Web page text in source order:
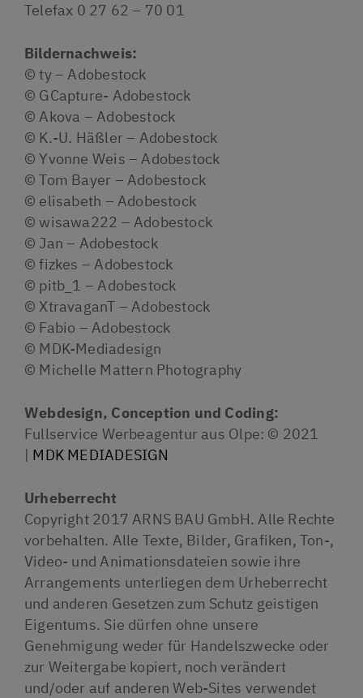
INDUSTRIEBAU
ÖFFENTLICH
INGENIEURBAU
UNTERNEHMEN
ÜBER
UNS
SCHLÜSSELFERTIGBAU
REFERENZEN
ZERTIFIKATE
KUNDENSTIMMEN
AKTUELLES
KONTAKT
ALLGEMEIN
ANFAHRT
IMPRESSUM
DATENSCHUTZ
Telefax 0 27 62 – 70 01
Bildernachweis:
© ty – Adobestock
© GCapture- Adobestock
© Akova – Adobestock
© K.-U. Häßler – Adobestock
© Yvonne Weis – Adobestock
© Tom Bayer – Adobestock
© elisabeth – Adobestock
© wisawa222 – Adobestock
© Jan – Adobestock
© fizkes – Adobestock
© pitb_1 – Adobestock
© XtravaganT – Adobestock
© Fabio – Adobestock
© MDK-Mediadesign
© Michelle Mattern Photography
Webdesign, Conception und Coding:
Fullservice Werbeagentur aus Olpe: © 2021
| MDK MEDIADESIGN
Urheberrecht
Copyright 2017 ARNS BAU GmbH. Alle Rechte
vorbehalten. Alle Texte, Bilder, Grafiken, Ton-,
Video- und Animationsdateien sowie ihre
Arrangements unterliegen dem Urheberrecht
und anderen Gesetzen zum Schutz geistigen
Eigentums. Sie dürfen ohne unsere
Genehmigung weder für Handelszwecke oder
zur Weitergabe kopiert, noch verändert
und/oder auf anderen Web-Sites verwendet